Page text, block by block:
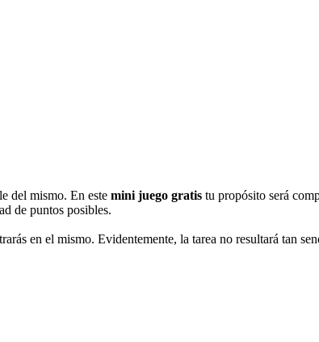
del mismo. En este mini juego gratis tu propósito será
de puntos posibles.
en el mismo. Evidentemente, la tarea no resultará tan